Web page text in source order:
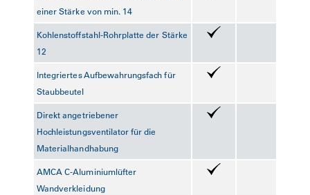
einer Stärke von min. 14
Kohlenstoffstahl-Rohrplatte der Stärke
12
Integriertes Aufbewahrungsfach für
Staubbeutel
Direkt angetriebener
Hochleistungsventilator für die
Materialhandhabung
AMCA C-Aluminiumlüfter
Wandverkleidung